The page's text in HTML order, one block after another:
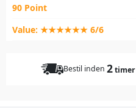
90 Point
Value: ★★★★★★ 6/6
Bestil inden 2timer